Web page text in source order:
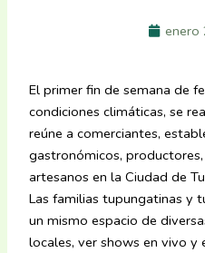
enero
El primer fin de semana de
condiciones climáticas, se
reúne a comerciantes,
gastronómicos,
artesanos en la Ciudad de
Las familias tupungatinas y
un mismo espacio de
locales, ver shows en vivo